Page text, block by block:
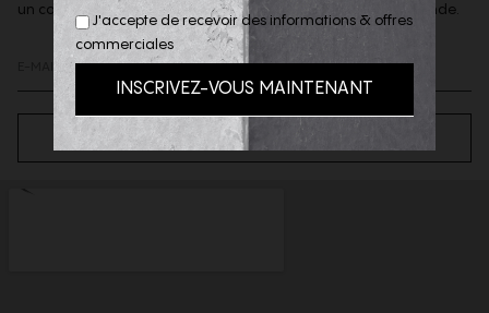
un code de reduction de 10% à valoir sur votre 1ere commande.
S’ABONNER
J'accepte de recevoir des informations & offres
commerciales